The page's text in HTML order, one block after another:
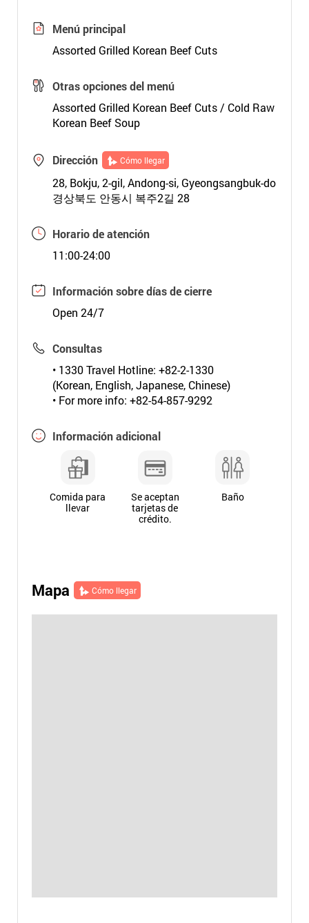
Menú principal
Assorted Grilled Korean Beef Cuts
Otras opciones del menú
Assorted Grilled Korean Beef Cuts / Cold Raw
Korean Beef Soup
Dirección Cómo llegar
28, Bokju, 2-gil, Andong-si, Gyeongsangbuk-do
경상북도 안동시 복주2길 28
Horario de atención
11:00-24:00
Información sobre días de cierre
Open 24/7
Consultas
• 1330 Travel Hotline: +82-2-1330
(Korean, English, Japanese, Chinese)
• For more info: +82-54-857-9292
Información adicional
Comida para
llevar
Se aceptan
tarjetas de
crédito.
Baño
Mapa Cómo llegar